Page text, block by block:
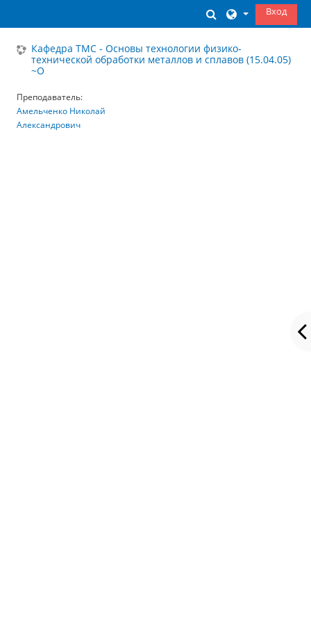
ИзменитьВход
Кафедра ТМС - Основы технологии физико-
технической обработки металлов и сплавов (15.04.05)
~О
Преподаватель:
Амельченко Николай
Александрович